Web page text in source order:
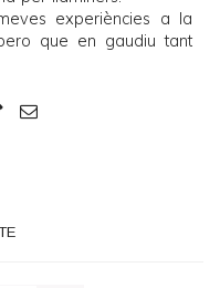
experiències a la
que en gaudiu tant